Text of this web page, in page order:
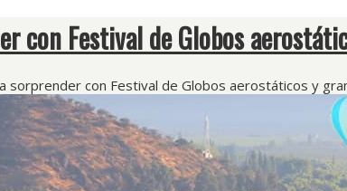
con Festival de Globos
sorprender con Festival de Globos aerostáticos y